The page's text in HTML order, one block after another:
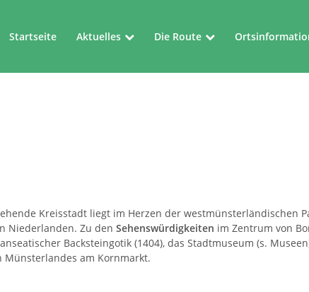
Startseite Aktuelles Die Route
Kreisstadt liegt im Herzen der westmünsterländischen
Niederlanden. Zu den Sehenswürdigkeiten im Zentrum von
Backsteingotik (1404), das Stadtmuseum (s.
am Kornmarkt.